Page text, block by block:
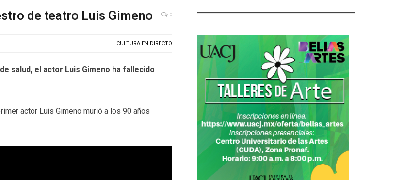
de teatro Luis Gimeno 0
CULTURA EN DIRECTO
salud, el actor Luis Gimeno ha fallecido
actor Luis Gimeno murió a los 90 años